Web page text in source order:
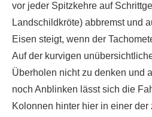
vor jeder Spitzkehre auf
Landschildkröte) abbremst und
Eisen steigt, wenn der
Auf der kurvigen
Überholen nicht zu denken und
noch Anblinken lässt sich die
Kolonnen hinter hier in einer der